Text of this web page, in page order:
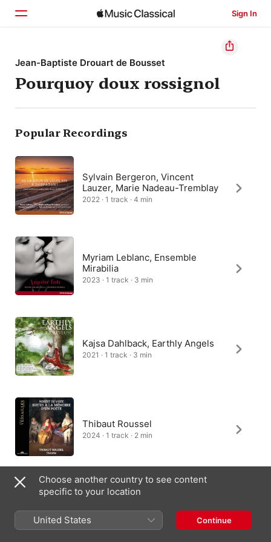
Sign In
Home
Browse
Search
Jean-Baptiste Drouart de Bousset
Pourquoy doux rossignol
Popular Recordings
Sylvain Bergeron, Vincent
Lauzer, Marie Nadeau-Tremblay
2022 · 1 track · 4 min
Myriam Leblanc, Ensemble
Mirabilia
2023 · 1 track · 3 min
Kajsa Dahlback, Earthly Angels
2021 · 1 track · 3 min
Thibaut Roussel
2024 · 1 track · 2 min
2018 · 1 track · 1 min
Choose another country to see content
specific to your location
United States Continue